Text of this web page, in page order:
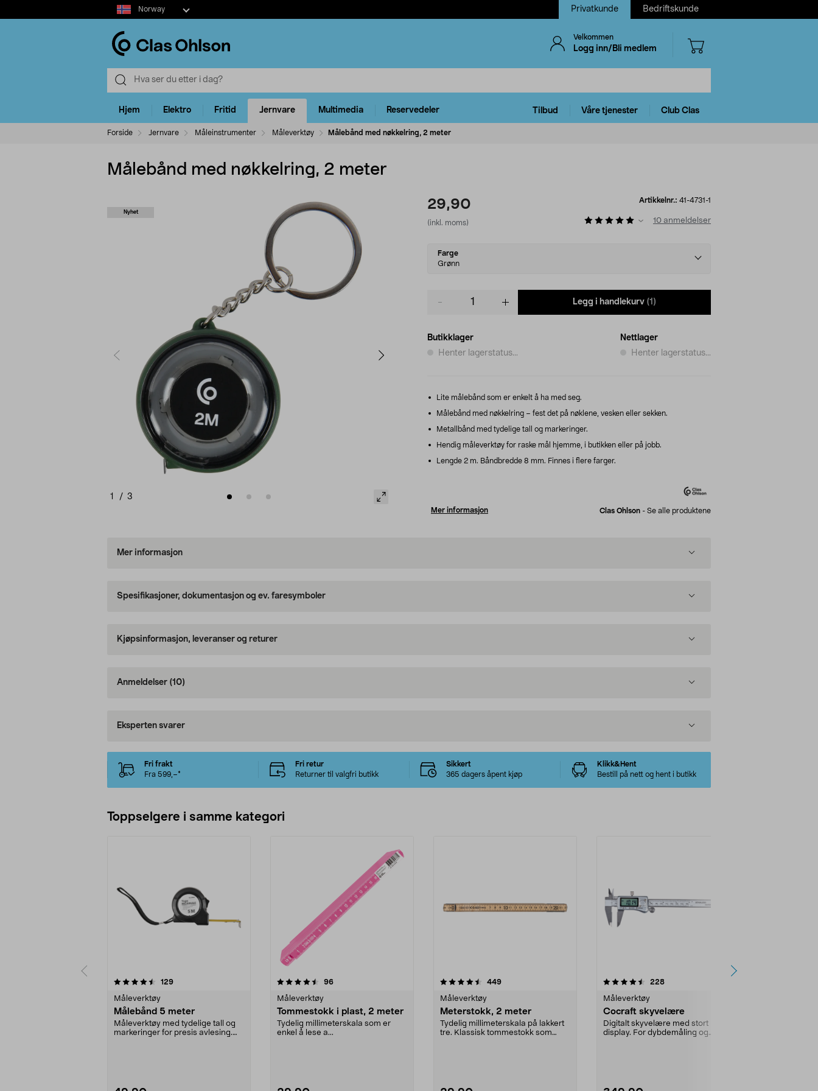
Select
market
Norway Privatkunde Bedriftskunde
Velkommen
Logg inn/Bli medlem
Hjem Elektro Fritid Jernvare Multimedia Reservedeler Tilbud Våre tjenester Club Clas
Forside Jernvare Måleinstrumenter Måleverktøy Målebånd med nøkkelring, 2 meter
Målebånd med nøkkelring, 2 meter
Nyhet
1 / 3
29,90
(inkl. moms)
Artikkelnr.: 41-4731-1
10 anmeldelser
Select
variant
Farge
Grønn
Legg i handlekurv (1)
Butikklager
Henter lagerstatus...
Nettlager
Henter lagerstatus...
Lite målebånd som er enkelt å ha med seg.
Målebånd med nøkkelring – fest det på nøklene, vesken eller sekken.
Metallbånd med tydelige tall og markeringer.
Hendig måleverktøy for raske mål hjemme, i butikken eller på jobb.
Lengde 2 m. Båndbredde 8 mm. Finnes i flere farger.
Mer informasjon Clas Ohlson - Se alle produktene
Mer informasjon
Spesifikasjoner, dokumentasjon og ev. faresymboler
Kjøpsinformasjon, leveranser og returer
Anmeldelser (10)
Eksperten svarer
Fri frakt
Fra 599,–*
Fri retur
Returner til valgfri butikk
Sikkert
365 dagers åpent kjøp
Klikk&Hent
Bestill på nett og hent i butikk
Toppselgere i samme kategori
129anmeldelser
Måleverktøy
Målebånd 5 meter
Måleverktøy med tydelige tall og
markeringer for presis avlesing.
4.5 av 5 stjerner 96anmeldelser
Måleverktøy
Tommestokk i plast, 2 meter
Tydelig millimeterskala som er
enkel å lese a...
4.5 av 5 stjerner 449anmeldelser
Måleverktøy
Meterstokk, 2 meter
Tydelig millimeterskala på lakkert
tre. Klassisk tommestokk som
4.5 av 5 stjerner 228anmeldelser
Måleverktøy
Cocraft skyvelære
Digitalt skyvelære med stort
display. For dybdemåling og
4.5 av 5 stjerner